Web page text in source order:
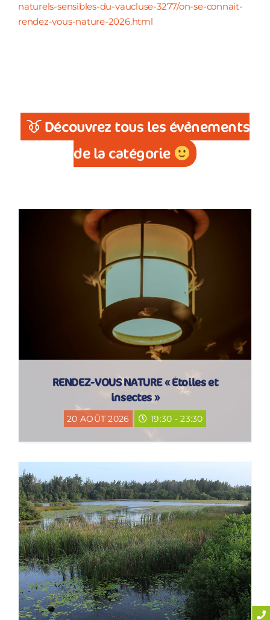
naturels-sensibles-du-vaucluse-3277/on-se-connait-
rendez-vous-nature-2026.html
Découvrez tous les évènements
de la catégorie
RENDEZ-VOUS NATURE « Étoiles et
insectes »
20 AOÛT 2026 19:30 - 23:30